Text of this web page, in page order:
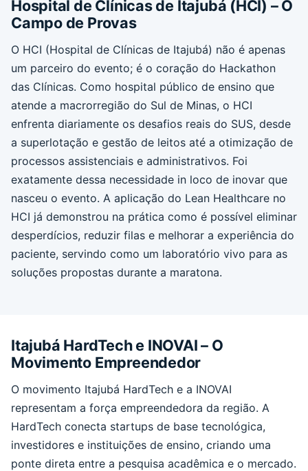
Hospital de Clínicas de Itajubá (HCI) – O
Campo de Provas
O HCI (Hospital de Clínicas de Itajubá) não é apenas
um parceiro do evento; é o coração do Hackathon
das Clínicas. Como hospital público de ensino que
atende a macrorregião do Sul de Minas, o HCI
enfrenta diariamente os desafios reais do SUS, desde
a superlotação e gestão de leitos até a otimização de
processos assistenciais e administrativos. Foi
exatamente dessa necessidade in loco de inovar que
nasceu o evento. A aplicação do Lean Healthcare no
HCI já demonstrou na prática como é possível eliminar
desperdícios, reduzir filas e melhorar a experiência do
paciente, servindo como um laboratório vivo para as
soluções propostas durante a maratona.
Itajubá HardTech e INOVAI – O
Movimento Empreendedor
O movimento Itajubá HardTech e a INOVAI
representam a força empreendedora da região. A
HardTech conecta startups de base tecnológica,
investidores e instituições de ensino, criando uma
ponte direta entre a pesquisa acadêmica e o mercado.